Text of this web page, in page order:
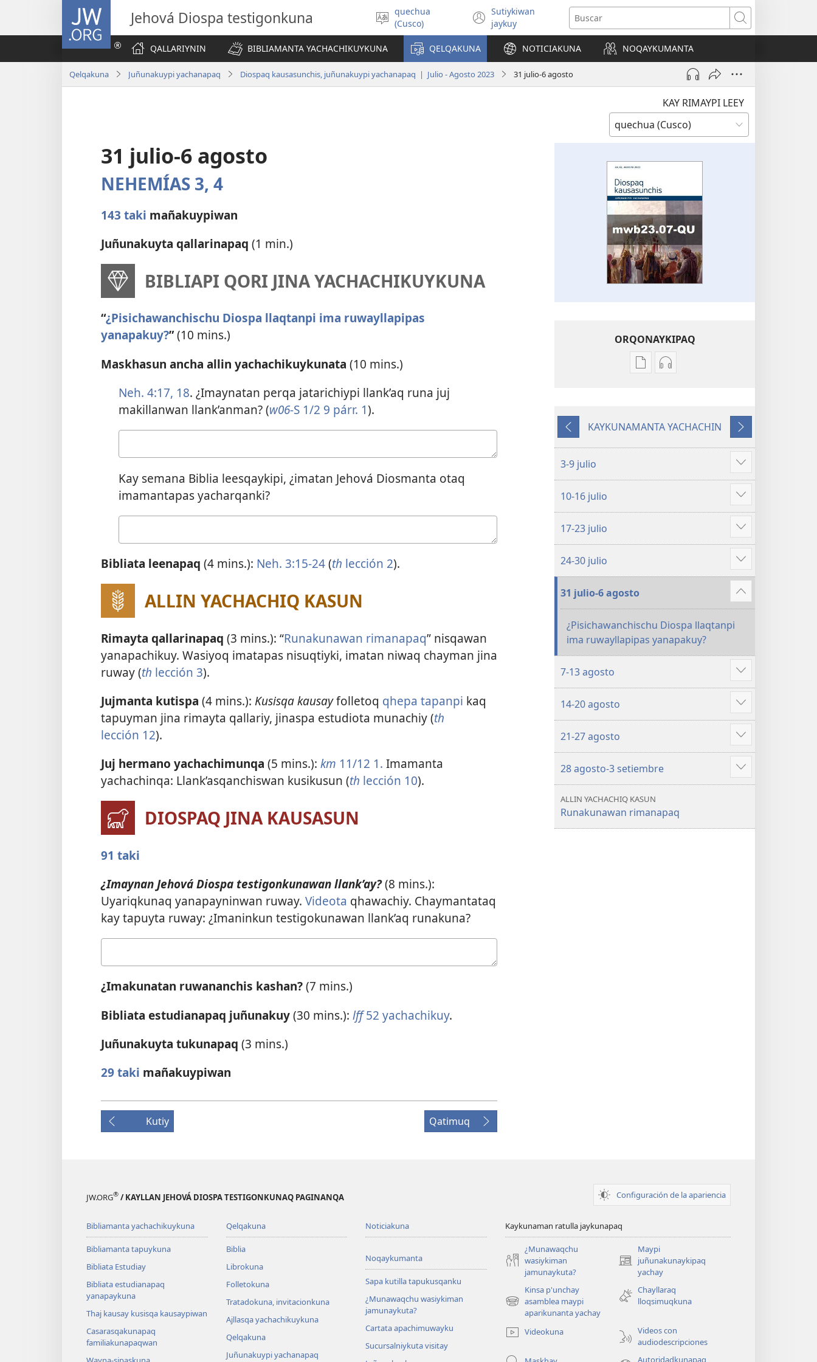
JW.ORG
Jehová Diospa testigonkuna
Simita
akllay
quechua
(Cusco)
Sutiykiwan
jaykuy(abre
una
nueva
ventana)
Buscar
QALLARIYNIN BIBLIAMANTA YACHACHIKUYKUNA QELQAKUNA NOTICIAKUNA NOQAYKUMANTA
Qelqakuna Juñunakuypi yachanapaq Diospaq kausasunchis, juñunakuypi yachanapaq | Julio - Agosto 2023 31 julio-6 agosto
KAY RIMAYPI LEEY
31 julio-6 agosto
NEHEMÍAS 3, 4
143 taki mañakuypiwan
Juñunakuyta qallarinapaq (1 min.)
BIBLIAPI QORI JINA YACHACHIKUYKUNA
“¿Pisichawanchischu Diospa llaqtanpi ima ruwayllapipas
yanapakuy?”(10 mins.)
Maskhasun ancha allin yachachikuykunata (10 mins.)
Neh. 4:17, 18. ¿Imaynatan perqa jatarichiypi llank’aq runa juj
makillanwan llank’anman? (w06-S 1/2 9 párr. 1).
answer
Kay semana Biblia leesqaykipi, ¿imatan Jehová Diosmanta otaq
imamantapas yacharqanki?
answer
Bibliata leenapaq (4 mins.): Neh. 3:15-24(th lección 2).
ALLIN YACHACHIQ KASUN
Rimayta qallarinapaq (3 mins.): “Runakunawan rimanapaq” nisqawan
yanapachikuy. Wasiyoq imatapas nisuqtiyki, imatan niwaq chayman jina
ruway (th lección 3).
Jujmanta kutispa (4 mins.): Kusisqa kausayfolletoq qhepa tapanpi kaq
tapuyman jina rimayta qallariy, jinaspa estudiota munachiy (th
lección 12).
Juj hermano yachachimunqa (5 mins.): km 11/12 1. Imamanta
yachachinqa: Llank’asqanchiswan kusikusun (th lección 10).
DIOSPAQ JINA KAUSASUN
91 taki
¿Imaynan Jehová Diospa testigonkunawan llank’ay?(8 mins.):
Uyariqkunaq yanapayninwan ruway. Videota qhawachiy. Chaymantataq
kay tapuyta ruway: ¿Imaninkun testigokunawan llank’aq runakuna?
answer
¿Imakunatan ruwananchis kashan?(7 mins.)
Bibliata estudianapaq juñunakuy(30 mins.): lff52 yachachikuy.
Juñunakuyta tukunapaq (3 mins.)
29 taki mañakuypiwan
Kutiy Qatimuq
ORQONAYKIPAQ
Kaypi
KAUSASUNCHIS,
2023
Kaypin
DIOSPAQ
KAUSASUNCHIS,
Agosto
Kutiy
KAYKUNAMANTA YACHACHIN
Qatimuq
3-9 julio
Mostrar
más
10-16 julio
Mostrar
más
17-23 julio
Mostrar
más
24-30 julio
Mostrar
más
31 julio-6 agosto
Mostrar
más
¿Pisichawanchischu Diospa llaqtanpi
ima ruwayllapipas yanapakuy?
7-13 agosto
Mostrar
más
14-20 agosto
Mostrar
más
21-27 agosto
Mostrar
más
28 agosto-3 setiembre
Mostrar
más
ALLIN YACHACHIQ KASUN
Runakunawan rimanapaq
JW.ORG® / KAYLLAN JEHOVÁ DIOSPA TESTIGONKUNAQ PAGINANQA Configuración de la apariencia
Bibliamanta yachachikuykuna
Bibliamanta tapuykuna
Bibliata Estudiay
Bibliata estudianapaq
yanapaykuna
Thaj kausay kusisqa kausaypiwan
Casarasqakunapaq
familiakunapaqwan
Qelqakuna
Biblia
Librokuna
Folletokuna
Tratadokuna, invitacionkuna
Ajllasqa yachachikuykuna
Qelqakuna
Juñunakuypi yachanapaq
Noticiakuna
Noqaykumanta
Sapa kutilla tapukusqanku
¿Munawaqchu wasiykiman
jamunaykuta?
Cartata apachimuwayku
Sucursalniykuta visitay
Kaykunaman ratulla jaykunapaq
¿Munawaqchu
wasiykiman
jamunaykuta?
Maypi
juñunakunaykipaq
yachay
(abre
nueva
ventana)
Kinsa p'unchay
asamblea maypi
aparikunanta yachay
(abre
nueva
Chayllaraq
lloqsimuqkuna
Videokuna
Videos con
audiodescripciones
Autoridadkunapaq